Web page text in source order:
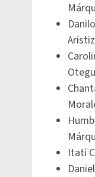
Itatí